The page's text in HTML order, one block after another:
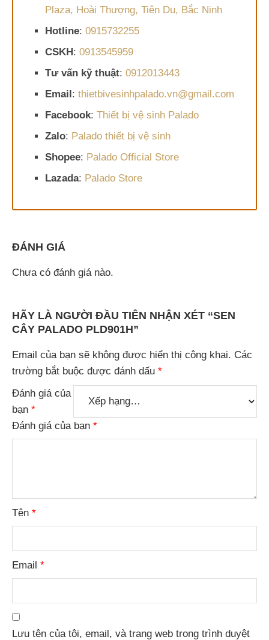
Plaza, Hoài Thượng, Tiên Du, Bắc Ninh
Hotline: 0915732255
CSKH: 0913545959
Tư vấn kỹ thuật: 0912013443
Email: thietbivesinhpalado.vn@gmail.com
Facebook: Thiết bị vệ sinh Palado
Zalo: Palado thiết bị vệ sinh
Shopee: Palado Official Store
Lazada: Palado Store
ĐÁNH GIÁ
Chưa có đánh giá nào.
HÃY LÀ NGƯỜI ĐẦU TIÊN NHẬN XÉT “SEN
CÂY PALADO PLD901H”
Email của bạn sẽ không được hiển thị công khai. Các
trường bắt buộc được đánh dấu *
Đánh giá của
bạn *
Đánh giá của bạn *
Tên *
Email *
Lưu tên của tôi, email, và trang web trong trình duyệt